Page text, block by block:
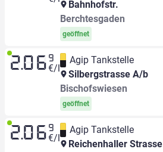
Bahnhofstr.
Berchtesgaden
geöffnet
2.06 9
€/l
Agip Tankstelle
Silbergstrasse A/b
Bischofswiesen
geöffnet
2.06 9
€/l
Agip Tankstelle
Reichenhaller Strasse